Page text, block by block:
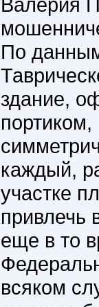
По
здание,
каждый,
участке
привлечь
еще в то
всяком